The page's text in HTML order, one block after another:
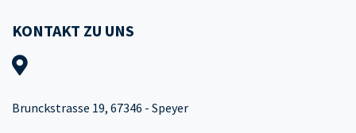
KONTAKT ZU UNS
Brunckstrasse 19, 67346 - Speyer